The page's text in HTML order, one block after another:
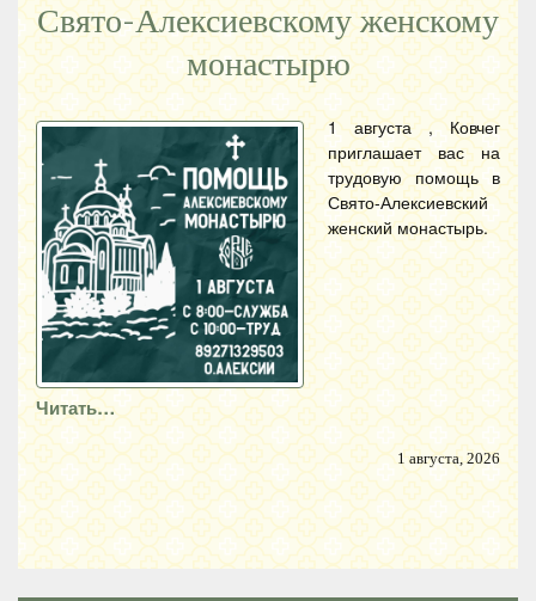
Свято-Алексиевскому женскому
монастырю
1 августа , Ковчег
приглашает вас на
трудовую помощь в
Свято-Алексиевский
женский монастырь.
Читать…
1 августа, 2026